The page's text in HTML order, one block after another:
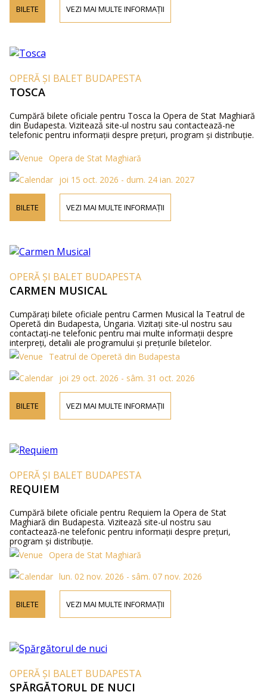
BILETE VEZI MAI MULTE INFORMAȚII
OPERĂ ȘI BALET BUDAPESTA
TOSCA
Cumpără bilete oficiale pentru Tosca la Opera de Stat Maghiară
din Budapesta. Vizitează site-ul nostru sau contactează-ne
telefonic pentru informații despre prețuri, program și distribuție.
Opera de Stat Maghiară
joi 15 oct. 2026 - dum. 24 ian. 2027
BILETE VEZI MAI MULTE INFORMAȚII
OPERĂ ȘI BALET BUDAPESTA
CARMEN MUSICAL
Cumpărați bilete oficiale pentru Carmen Musical la Teatrul de
Operetă din Budapesta, Ungaria. Vizitați site-ul nostru sau
contactați-ne telefonic pentru mai multe informații despre
interpreți, detalii ale programului și prețurile biletelor.
Teatrul de Operetă din Budapesta
joi 29 oct. 2026 - sâm. 31 oct. 2026
BILETE VEZI MAI MULTE INFORMAȚII
OPERĂ ȘI BALET BUDAPESTA
REQUIEM
Cumpără bilete oficiale pentru Requiem la Opera de Stat
Maghiară din Budapesta. Vizitează site-ul nostru sau
contactează-ne telefonic pentru informații despre prețuri,
program și distribuție.
Opera de Stat Maghiară
lun. 02 nov. 2026 - sâm. 07 nov. 2026
BILETE VEZI MAI MULTE INFORMAȚII
OPERĂ ȘI BALET BUDAPESTA
SPĂRGĂTORUL DE NUCI